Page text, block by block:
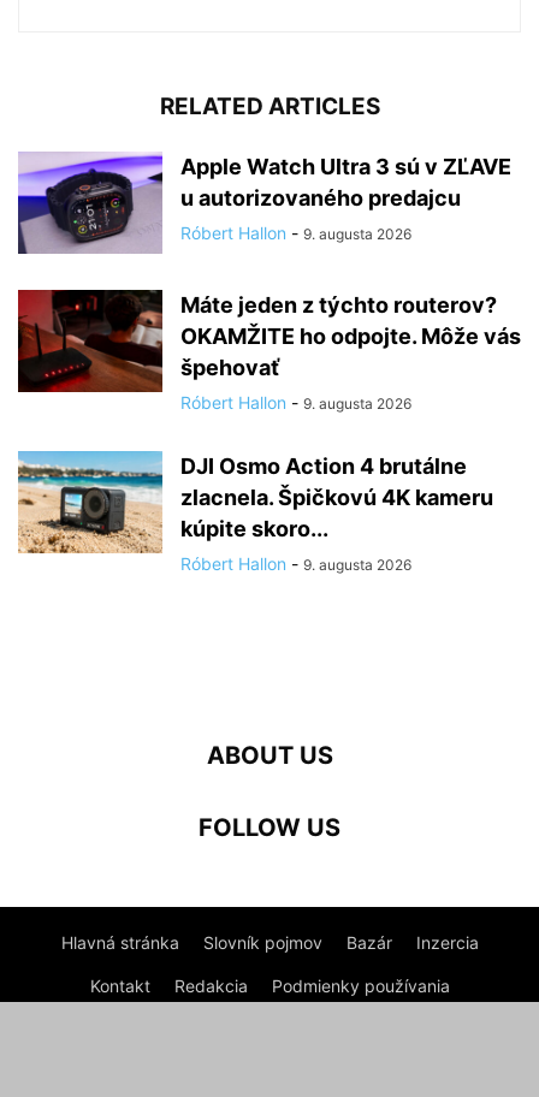
RELATED ARTICLES
Apple Watch Ultra 3 sú v ZĽAVE
u autorizovaného predajcu
Róbert Hallon - 9. augusta 2026
Máte jeden z týchto routerov?
OKAMŽITE ho odpojte. Môže vás
špehovať
Róbert Hallon - 9. augusta 2026
DJI Osmo Action 4 brutálne
zlacnela. Špičkovú 4K kameru
kúpite skoro...
Róbert Hallon - 9. augusta 2026
ABOUT US
FOLLOW US
Hlavná stránka Slovník pojmov Bazár Inzercia
Kontakt Redakcia Podmienky používania